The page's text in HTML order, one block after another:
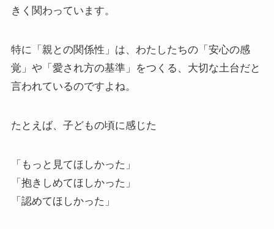
きく関わっています。
特に「親との関係性」は、わたしたちの「安心の感
覚」や「愛され方の基準」をつくる、大切な土台だと
言われているのですよね。
たとえば、子どもの頃に感じた
「もっと見てほしかった」
「抱きしめてほしかった」
「認めてほしかった」